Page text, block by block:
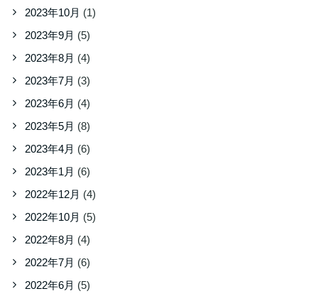
2023年10月 (1)
2023年9月 (5)
2023年8月 (4)
2023年7月 (3)
2023年6月 (4)
2023年5月 (8)
2023年4月 (6)
2023年1月 (6)
2022年12月 (4)
2022年10月 (5)
2022年8月 (4)
2022年7月 (6)
2022年6月 (5)